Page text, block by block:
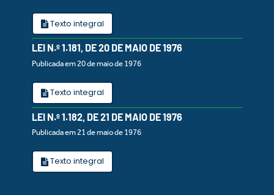
Texto integral
LEI N.º 1.181, DE 20 DE MAIO DE 1976
Publicada em 20 de maio de 1976
Texto integral
LEI N.º 1.182, DE 21 DE MAIO DE 1976
Publicada em 21 de maio de 1976
Texto integral